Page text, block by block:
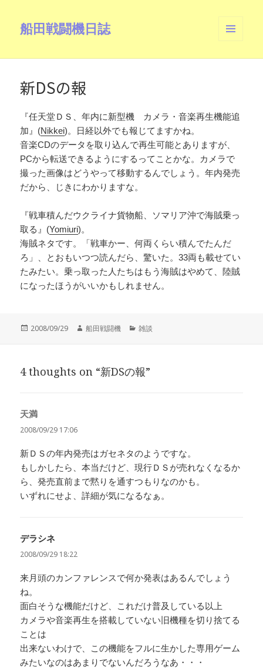
船田戦闘機日誌
ーとウ
新DSの報
『任天堂ＤＳ、年内に新型機 カメラ・音楽再生機能追
加』(Nikkei)。日経以外でも報じてますかね。
音楽CDのデータを取り込んで再生可能とありますが、
PCから転送できるようにするってことかな。カメラで
撮った画像はどうやって移動するんでしょう。年内発売
だから、じきにわかりますな。
『戦車積んだウクライナ貨物船、ソマリア沖で海賊乗っ
取る』(Yomiuri)。
海賊ネタです。「戦車かー、何両くらい積んでたんだ
ろ」、とおもいつつ読んだら、驚いた。33両も載せてい
たみたい。乗っ取った人たちはもう海賊はやめて、陸賊
になったほうがいいかもしれません。
投
2008/09/29
作
船田戦闘機
カ
ー
雑談
4 thoughts on “新DSの報”
天満
り:
2008/09/29 17:06
新ＤＳの年内発売はガセネタのようですな。
もしかしたら、本当だけど、現行ＤＳが売れなくなるか
ら、発売直前まで黙りを通すつもりなのかも。
いずれにせよ、詳細が気になるなぁ。
デラシネ
り:
2008/09/29 18:22
来月頭のカンファレンスで何か発表はあるんでしょう
ね。
面白そうな機能だけど、これだけ普及している以上
カメラや音楽再生を搭載していない旧機種を切り捨てる
ことは
出来ないわけで、この機能をフルに生かした専用ゲーム
みたいなのはあまりでないんだろうなあ・・・